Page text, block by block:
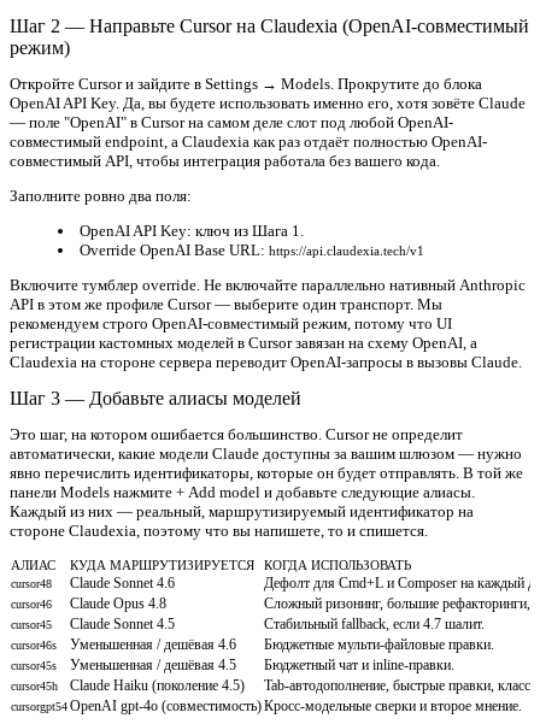
Шаг 2 — Направьте Cursor на Claudexia (OpenAI-совместимый
режим)
Откройте Cursor и зайдите в Settings → Models . Прокрутите до блока
OpenAI API Key. Да, вы будете использовать именно его, хотя зовёте Claude
— поле "OpenAI" в Cursor на самом деле слот под любой OpenAI-
совместимый endpoint, а Claudexia как раз отдаёт полностью OpenAI-
совместимый API, чтобы интеграция работала без вашего кода.
Заполните ровно два поля:
OpenAI API Key: ключ из Шага 1.
Override OpenAI Base URL: https://api.claudexia.tech/v1
Включите тумблер override. Не включайте параллельно нативный Anthropic
API в этом же профиле Cursor — выберите один транспорт. Мы
рекомендуем строго OpenAI-совместимый режим, потому что UI
регистрации кастомных моделей в Cursor завязан на схему OpenAI, а
Claudexia на стороне сервера переводит OpenAI-запросы в вызовы Claude.
Шаг 3 — Добавьте алиасы моделей
Это шаг, на котором ошибается большинство. Cursor не определит
автоматически, какие модели Claude доступны за вашим шлюзом — нужно
явно перечислить идентификаторы, которые он будет отправлять. В той же
панели Models нажмите + Add model и добавьте следующие алиасы.
Каждый из них — реальный, маршрутизируемый идентификатор на
стороне Claudexia, поэтому что вы напишете, то и спишется.
АЛИАС КУДА МАРШРУТИЗИРУЕТСЯ КОГДА ИСПОЛЬЗОВАТЬ
cursor48 Claude Sonnet 4.6 Дефолт для Cmd+L и Composer на каждый
cursor46 Claude Opus 4.8 Сложный ризонинг, большие рефакторинги,
cursor45 Claude Sonnet 4.5 Стабильный fallback, если 4.7 шалит.
cursor46s Уменьшенная / дешёвая 4.6 Бюджетные мульти-файловые правки.
cursor45s Уменьшенная / дешёвая 4.5 Бюджетный чат и inline-правки.
cursor45h Claude Haiku (поколение 4.5) Tab-автодополнение, быстрые правки,
cursorgpt54OpenAI gpt-4o (совместимость)Кросс-модельные сверки и второе мнение.